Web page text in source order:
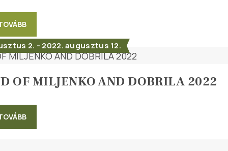
2. - 2022. augusztus 12.
OF MILJENKO AND DOBRILA 2022